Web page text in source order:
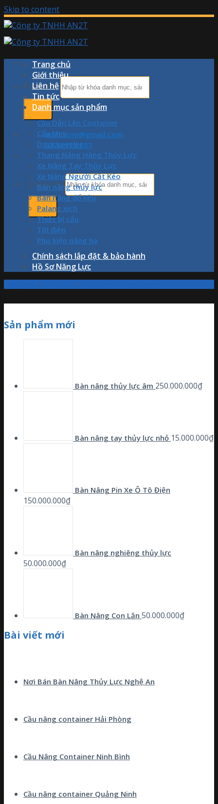
Skip to content
Tìm kiếm:
an2t.com@gmail.com
0876.978.887
Tìm kiếm:
Trang chủ
Giới thiệu
Liên hệ
Tin tức
Danh mục sản phẩm
Cầu Dẫn Lên Container
Cẩu Mini
Dock Leveler
Thang Nâng Hàng Thủy Lực
Xe Nâng Tay Thủy Lực
Xe Nâng Người Cắt Kéo
Bàn nâng thủy lực
Bàn nâng đổ liệu
Palang xích
Thiết bị cẩu
Tời điện
Phụ kiện nâng hạ
Chính sách lắp đặt & bảo hành
Hồ Sơ Năng Lực
/ /
Sản phẩm mới
Bàn nâng thủy lực âm 250.000.000₫
Bàn nâng tay thủy lực nhỏ 15.000.000₫
Bàn Nâng Pin Xe Ô Tô Điện
150.000.000₫
Bàn nâng nghiêng thủy lực
50.000.000₫
Bàn Nâng Con Lăn 50.000.000₫
Bài viết mới
Nơi Bán Bàn Nâng Thủy Lực Nghệ An
Cầu nâng container Hải Phòng
Cầu Nâng Container Ninh Bình
Cầu nâng container Quảng Ninh